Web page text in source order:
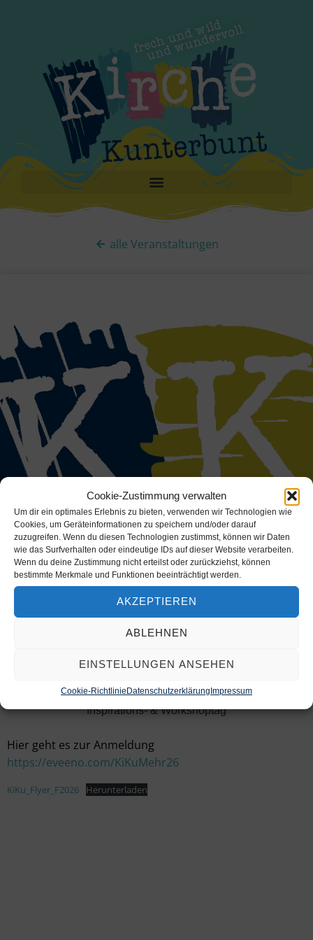
Cookie-Zustimmung verwalten
Um dir ein optimales Erlebnis zu bieten, verwenden wir Technologien wie
Cookies, um Geräteinformationen zu speichern und/oder darauf
zuzugreifen. Wenn du diesen Technologien zustimmst, können wir Daten
wie das Surfverhalten oder eindeutige IDs auf dieser Website verarbeiten.
Wenn du deine Zustimmung nicht erteilst oder zurückziehst, können
bestimmte Merkmale und Funktionen beeinträchtigt werden.
AKZEPTIEREN
ABLEHNEN
EINSTELLUNGEN ANSEHEN
Cookie-RichtlinieDatenschutzerklärungImpressum
alle Veranstaltungen
19. September 2026 | 9:30-16:00
Inspirations- & Workshoptag
Hier geht es zur Anmeldung
https://eveeno.com/KiKuMehr26
KiKu_Flyer_F2026 Herunterladen